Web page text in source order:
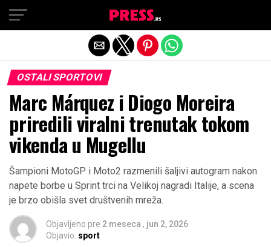
OSTALI SPORTOVI
Marc Márquez i Diogo Moreira
priredili viralni trenutak tokom
vikenda u Mugellu
Šampioni MotoGP i Moto2 razmenili šaljivi autogram nakon
napete borbe u Sprint trci na Velikoj nagradi Italije, a scena
je brzo obišla svet društvenih mreža.
Objavljeno pre 2 meseca , jun 2, 2026
Objavio: sport
Exit mobile version